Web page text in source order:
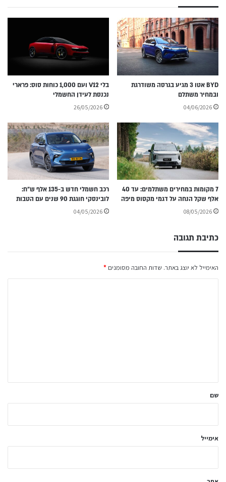
BYD אטו 3 מגיע בגרסה משודרגת
ובמחיר משתלם
04/06/2026
בלי V12 ועם 1,000 כוחות סוס: פרארי
נכנסת לעידן החשמלי
26/05/2026
7 מקומות במחירים משתלמים: עד 40
אלף שקל הנחה על דגמי מקסוס מיפה
08/05/2026
רכב חשמלי חדש ב-135 אלף ש״ח:
לובינסקי חוגגת 90 שנים עם הטבות
04/05/2026
כתיבת תגובה
האימייל לא יוצג באתר. שדות החובה מסומנים *
ל
שם
אימייל